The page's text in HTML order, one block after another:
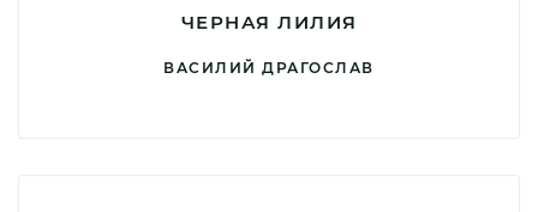
ЧЕРНАЯ ЛИЛИЯ
ВАСИЛИЙ ДРАГОСЛАВ